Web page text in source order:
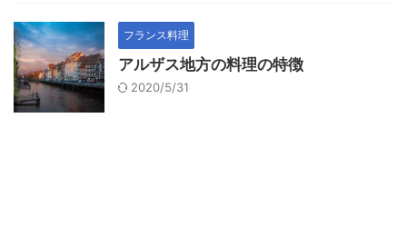
フランス料理
アルザス地方の料理の特徴
2020/5/31